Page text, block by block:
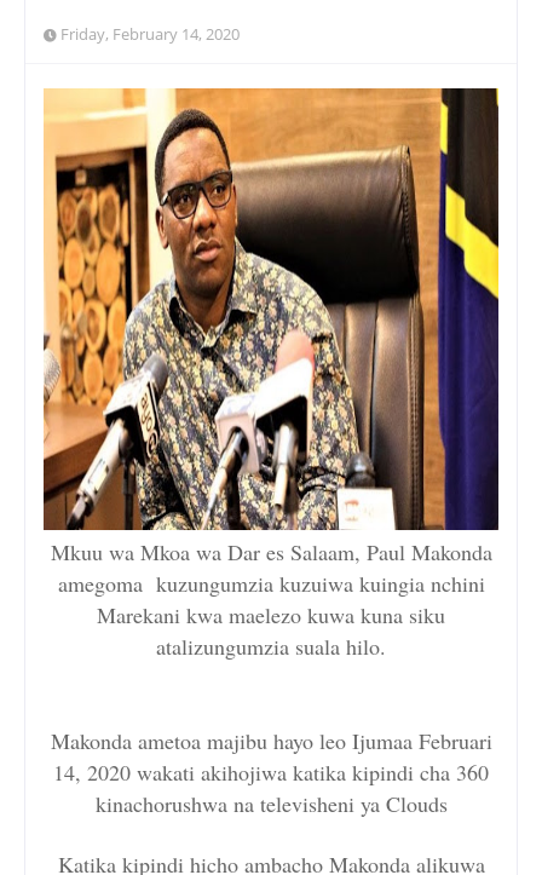
Friday, February 14, 2020
Mkuu wa Mkoa wa Dar es Salaam, Paul Makonda
amegoma kuzungumzia kuzuiwa kuingia nchini
Marekani kwa maelezo kuwa kuna siku
atalizungumzia suala hilo.
Makonda ametoa majibu hayo leo Ijumaa Februari
14, 2020 wakati akihojiwa katika kipindi cha 360
kinachorushwa na televisheni ya Clouds
Katika kipindi hicho ambacho Makonda alikuwa